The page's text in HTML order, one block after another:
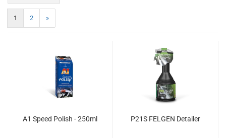
1 2 »
A1 Speed Polish - 250ml P21S FELGEN Detailer